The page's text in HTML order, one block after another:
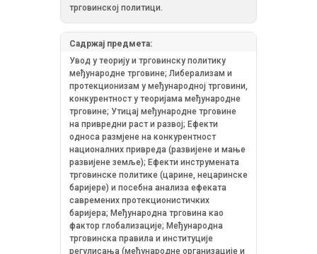
трговинској политици.
Садржај предмета:
Увод у теорију и трговинску политику
међународне трговине; Либерализам и
протекционизам у међународној трговини,
конкурентност у теоријама међународне
трговине; Утицај међународне трговине
на привредни раст и развој; Ефекти
односа размјене на конкурентност
националних привреда (развијене и мање
развијене земље); Ефекти инструмената
трговинске политике (царине, нецаринске
баријере) и посебна анализа ефеката
савремених протекционистичких
баријера; Међународна трговина као
фактор глобализације; Међународна
трговинска правила и институције
регулисања (међународне организације и